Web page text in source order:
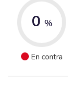
0 %
En contra